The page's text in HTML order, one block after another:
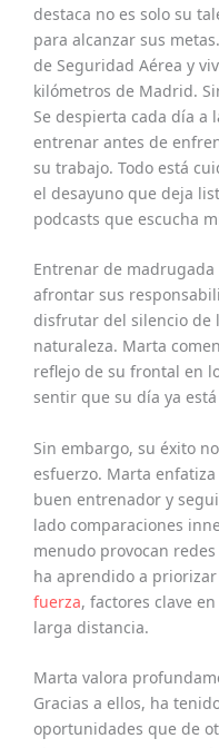
destaca no es solo su
para alcanzar sus
de Seguridad Aérea y
kilómetros de Madrid.
Se despierta cada día a
entrenar antes de
su trabajo. Todo está
el desayuno que deja
podcasts que escucha
Entrenar de
afrontar sus
disfrutar del silencio de
naturaleza. Marta
reflejo de su frontal en
sentir que su día ya
Sin embargo, su éxito
esfuerzo. Marta
buen entrenador y
lado comparaciones
menudo provocan
ha aprendido a
fuerza, factores clave
larga distancia.
Marta valora
Gracias a ellos, ha
oportunidades que de